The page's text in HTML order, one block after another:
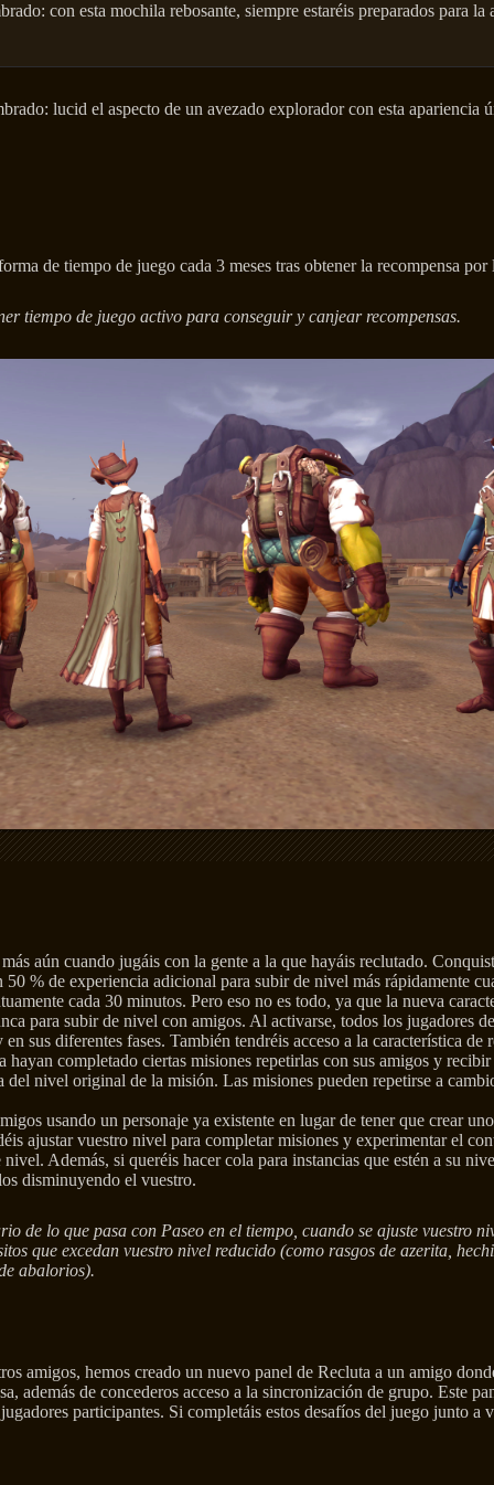
con esta mochila rebosante, siempre estaréis preparados para la
lucid el aspecto de un avezado explorador con esta apariencia
de tiempo de juego cada 3 meses tras obtener la recompensa por
tiempo de juego activo para conseguir y canjear recompensas.
aún cuando jugáis con la gente a la que hayáis reclutado.
% de experiencia adicional para subir de nivel más rápidamente
cada 30 minutos. Pero eso no es todo, ya que la nueva
para subir de nivel con amigos. Al activarse, todos los jugadores
sus diferentes fases. También tendréis acceso a la característica de
completado ciertas misiones repetirlas con sus amigos y recibir
nivel original de la misión. Las misiones pueden repetirse a
usando un personaje ya existente en lugar de tener que crear
ajustar vuestro nivel para completar misiones y experimentar el
Además, si queréis hacer cola para instancias que estén a su
disminuyendo el vuestro.
de lo que pasa con Paseo en el tiempo, cuando se ajuste vuestro
que excedan vuestro nivel reducido (como rasgos de azerita,
abalorios).
amigos, hemos creado un nuevo panel de Recluta a un amigo
además de concederos acceso a la sincronización de grupo. Este
participantes. Si completáis estos desafíos del juego junto a